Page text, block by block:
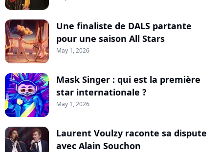
Une finaliste de DALS partante
pour une saison All Stars
May 1, 2026
Mask Singer : qui est la première
star internationale ?
May 1, 2026
Laurent Voulzy raconte sa dispute
avec Alain Souchon